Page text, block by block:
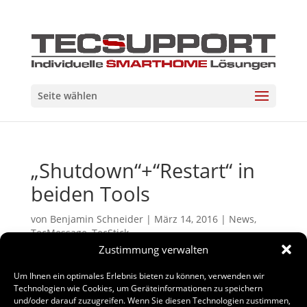
Zustimmung verwalten
Um Ihnen ein optimales Erlebnis bieten zu können, verwenden wir
Technologien wie Cookies, um Geräteinformationen zu speichern
und/oder darauf zuzugreifen. Wenn Sie diesen Technologien zustimmen,
Seite wählen
„Shutdown“+“Restart“ in
beiden Tools
von Benjamin Schneider| März 14, 2016| News,
TecMessage,TecStick
Aufgrund mehrerer Rückmeldungen werden wir zwei
zusätzliche Funktionen in beide Tools integrieren.